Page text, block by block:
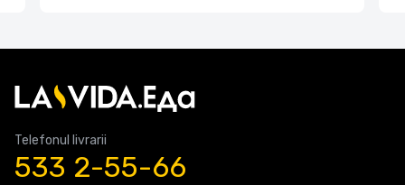
Telefonul livrarii
533 2-55-66